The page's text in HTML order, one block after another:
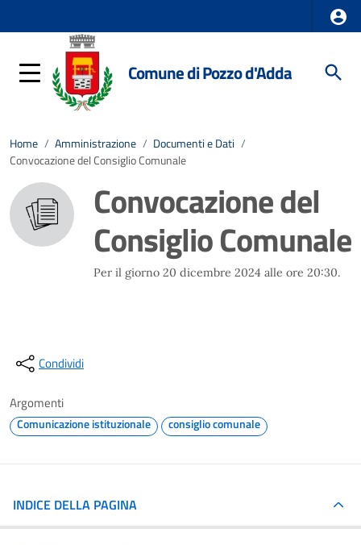
Comune di Pozzo d'Adda
Home / Amministrazione / Documenti e Dati /
Convocazione del Consiglio Comunale
Convocazione del
Consiglio Comunale
Per il giorno 20 dicembre 2024 alle ore 20:30.
Condividi
Argomenti
Comunicazione istituzionale consiglio comunale
INDICE DELLA PAGINA